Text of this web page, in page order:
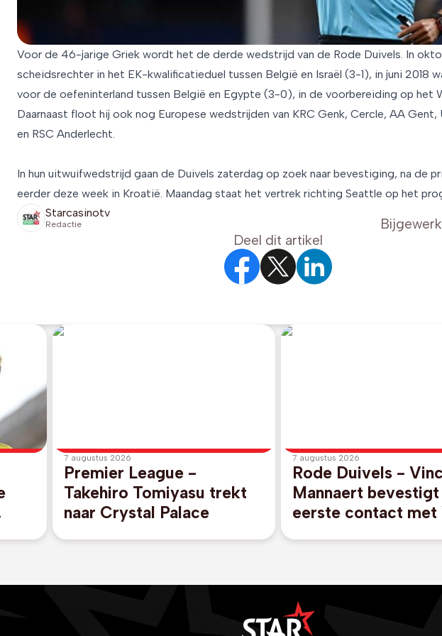
Voor de 46-jarige Griek wordt het de derde wedstrijd van de Rode Duivels. In
scheidsrechter in het EK-kwalificatieduel tussen België en Israël (3-1), in juni 2018
voor de oefeninterland tussen België en Egypte (3-0), in de voorbereiding op het
Daarnaast floot hij ook nog Europese wedstrijden van KRC Genk, Cercle, AA Gent,
en RSC Anderlecht.
In hun uitwuifwedstrijd gaan de Duivels zaterdag op zoek naar bevestiging, na de
eerder deze week in Kroatië. Maandag staat het vertrek richting Seattle op het
Starcasinotv
Redactie
Deel dit artikel
7 augustus 2026
Premier League -
Takehiro Tomiyasu trekt
naar Crystal Palace
7 augustus 2026
Rode Duivels -
Mannaert
eerste contact met